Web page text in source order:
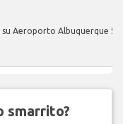
Aeroporto Albuquerque
smarrito?